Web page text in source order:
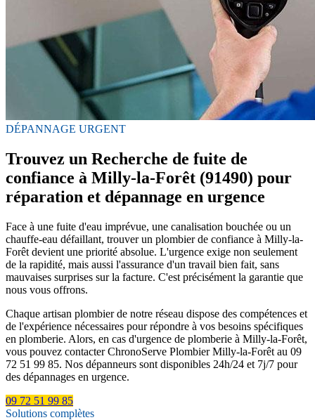
DÉPANNAGE URGENT
Trouvez un Recherche de fuite de
confiance à Milly-la-Forêt (91490) pour
réparation et dépannage en urgence
Face à une fuite d'eau imprévue, une canalisation bouchée ou un
chauffe-eau défaillant, trouver un plombier de confiance à Milly-la-
Forêt devient une priorité absolue. L'urgence exige non seulement
de la rapidité, mais aussi l'assurance d'un travail bien fait, sans
mauvaises surprises sur la facture. C'est précisément la garantie que
nous vous offrons.
Chaque artisan plombier de notre réseau dispose des compétences et
de l'expérience nécessaires pour répondre à vos besoins spécifiques
en plomberie. Alors, en cas d'urgence de plomberie à Milly-la-Forêt,
vous pouvez contacter ChronoServe Plombier Milly-la-Forêt au 09
72 51 99 85. Nos dépanneurs sont disponibles 24h/24 et 7j/7 pour
des dépannages en urgence.
09 72 51 99 85
Solutions complètes